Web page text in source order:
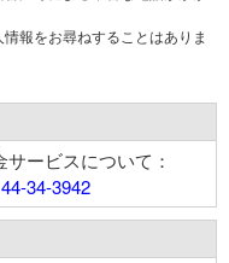
報をお尋ねすることはありま
サービスについて：
34-3942